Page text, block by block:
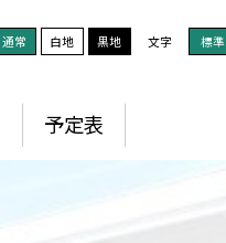
通常 白地 黒地 文字 標準
予定表